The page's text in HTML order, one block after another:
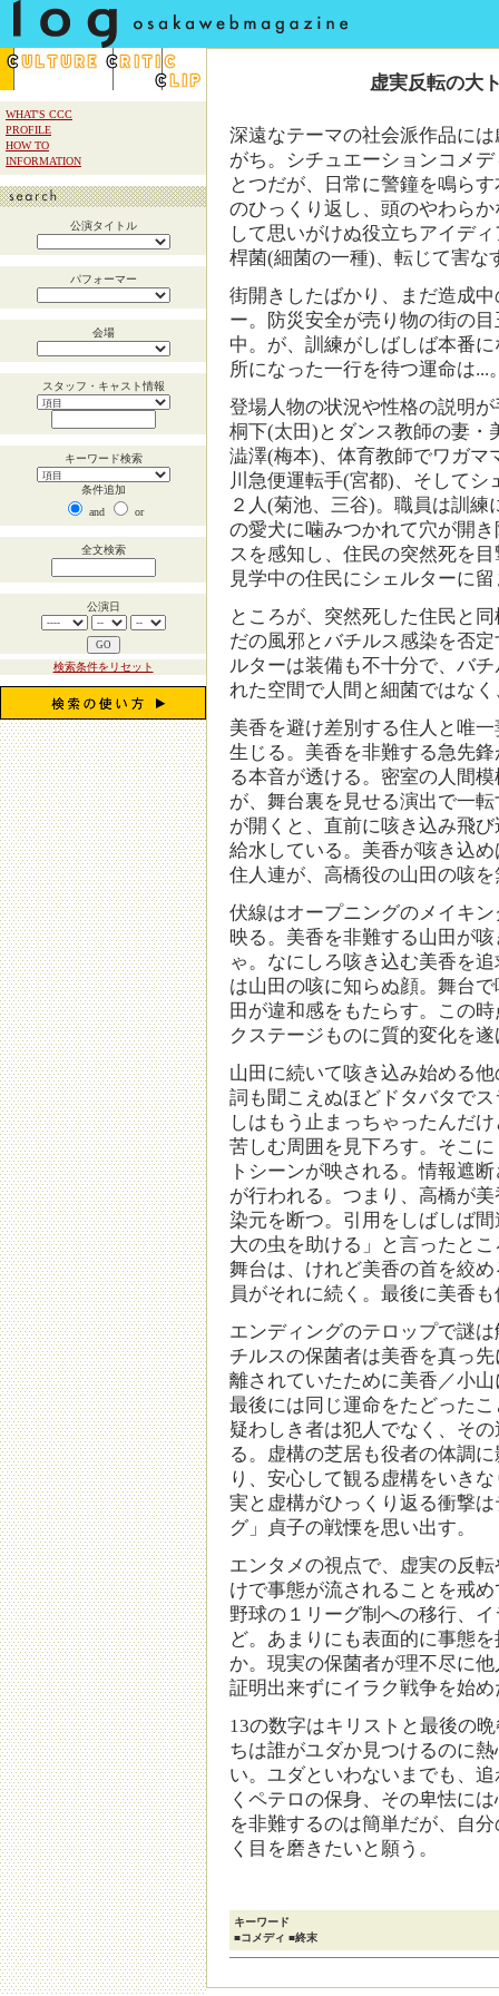
WHAT'S CCC
PROFILE
HOW TO
INFORMATION
公演タイトル
パフォーマー
会場
スタッフ・キャスト情報
キーワード検索
条件追加
and
or
全文検索
公演日
検索条件をリセット
虚実反転の大
深遠なテーマの社会派作品に
がち。シチュエーションコメ
とつだが、日常に警鐘を鳴ら
のひっくり返し、頭のやわら
して思いがけぬ役立ちアイデ
桿菌(細菌の一種)、転じて害な
街開きしたばかり、まだ造成
ー。防災安全が売り物の街の
中。が、訓練がしばしば本番
所になった一行を待つ運命は...
登場人物の状況や性格の説明
桐下(太田)とダンス教師の妻・
澁澤(梅本)、体育教師でワガマ
川急便運転手(宮都)、そして
２人(菊池、三谷)。職員は訓
の愛犬に噛みつかれて穴が開
スを感知し、住民の突然死を
見学中の住民にシェルターに
ところが、突然死した住民と
だの風邪とバチルス感染を否
ルターは装備も不十分で、バ
れた空間で人間と細菌ではな
美香を避け差別する住人と唯
生じる。美香を非難する急先
る本音が透ける。密室の人間
が、舞台裏を見せる演出で一
が開くと、直前に咳き込み飛
給水している。美香が咳き込
住人連が、高橋役の山田の咳
伏線はオープニングのメイキ
映る。美香を非難する山田が
ゃ。なにしろ咳き込む美香を
は山田の咳に知らぬ顔。舞台
田が違和感をもたらす。この
クステージものに質的変化を
山田に続いて咳き込み始める
詞も聞こえぬほどドタバタで
しはもう止まっちゃったんだ
苦しむ周囲を見下ろす。そこ
トシーンが映される。情報遮
が行われる。つまり、高橋が
染元を断つ。引用をしばしば
大の虫を助ける」と言ったと
舞台は、けれど美香の首を絞
員がそれに続く。最後に美香
エンディングのテロップで謎
チルスの保菌者は美香を真っ
離されていたために美香／小
最後には同じ運命をたどった
疑わしき者は犯人でなく、そ
る。虚構の芝居も役者の体調
り、安心して観る虚構をいき
実と虚構がひっくり返る衝撃
グ」貞子の戦慄を思い出す。
エンタメの視点で、虚実の反
けで事態が流されることを戒
野球の１リーグ制への移行、
ど。あまりにも表面的に事態
か。現実の保菌者が理不尽に
証明出来ずにイラク戦争を始
13の数字はキリストと最後の
ちは誰がユダか見つけるのに
い。ユダといわないまでも、
くペテロの保身、その卑怯に
を非難するのは簡単だが、自
く目を磨きたいと願う。
キーワード
■コメディ ■終末